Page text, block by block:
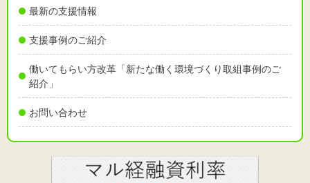
最新の支援情報
支援事例のご紹介
働いてもらい方改革「新たな働く環境づくり取組事例のご
紹介」
お問い合わせ